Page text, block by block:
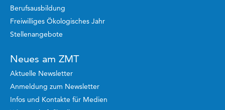
Berufsausbildung
Freiwilliges Ökologisches Jahr
Stellenangebote
Neues am ZMT
Aktuelle Newsletter
Anmeldung zum Newsletter
Infos und Kontakte für Medien